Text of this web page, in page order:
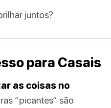
juntos?
para Casais
as coisas no
“picantes” são